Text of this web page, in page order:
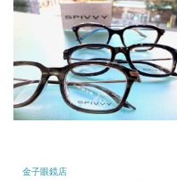
金子眼鏡店